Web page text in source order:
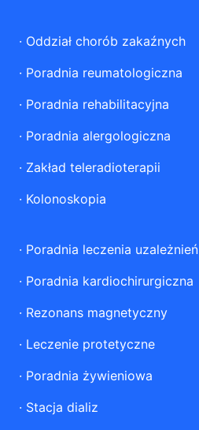
· Oddział chorób zakaźnych
· Poradnia reumatologiczna
· Poradnia rehabilitacyjna
· Poradnia alergologiczna
· Zakład teleradioterapii
· Kolonoskopia
· Poradnia leczenia uzależnień
· Poradnia kardiochirurgiczna
· Rezonans magnetyczny
· Leczenie protetyczne
· Poradnia żywieniowa
· Stacja dializ